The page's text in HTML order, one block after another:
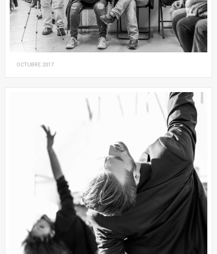
OCTUBRE 2017